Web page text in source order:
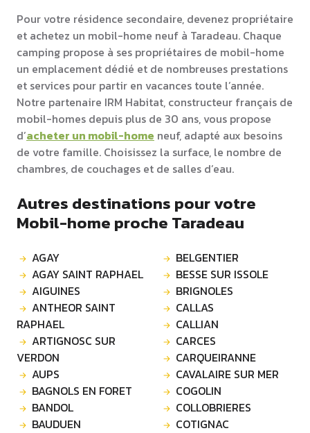
Pour votre résidence secondaire, devenez propriétaire
et achetez un mobil-home neuf à Taradeau. Chaque
camping propose à ses propriétaires de mobil-home
un emplacement dédié et de nombreuses prestations
et services pour partir en vacances toute l’année.
Notre partenaire IRM Habitat, constructeur français de
mobil-homes depuis plus de 30 ans, vous propose
d’acheter un mobil-home neuf, adapté aux besoins
de votre famille. Choisissez la surface, le nombre de
chambres, de couchages et de salles d’eau.
Autres destinations pour votre
Mobil-home proche Taradeau
AGAY
AGAY SAINT RAPHAEL
AIGUINES
ANTHEOR SAINT
RAPHAEL
ARTIGNOSC SUR
VERDON
AUPS
BAGNOLS EN FORET
BANDOL
BAUDUEN
BELGENTIER
BESSE SUR ISSOLE
BRIGNOLES
CALLAS
CALLIAN
CARCES
CARQUEIRANNE
CAVALAIRE SUR MER
COGOLIN
COLLOBRIERES
COTIGNAC